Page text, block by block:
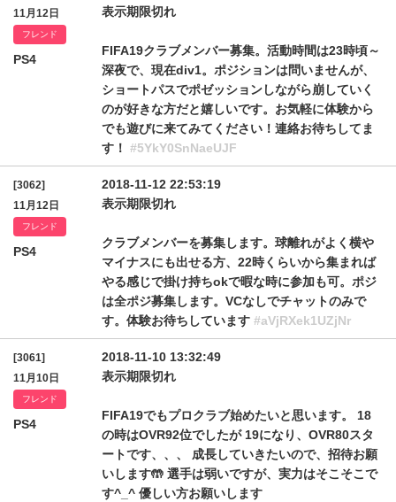
11月12日
フレンド
PS4
表示期限切れ
FIFA19クラブメンバー募集。活動時間は23時頃～
深夜で、現在div1。ポジションは問いませんが、
ショートパスでポゼッションしながら崩していく
のが好きな方だと嬉しいです。お気軽に体験から
でも遊びに来てみてください！連絡お待ちしてま
す！ #5YkY0SnNaeUJF
[3062]
11月12日
フレンド
PS4
2018-11-12 22:53:19
表示期限切れ
クラブメンバーを募集します。球離れがよく横や
マイナスにも出せる方、22時くらいから集まれば
やる感じで掛け持ちokで暇な時に参加も可。ポジ
は全ポジ募集します。VCなしでチャットのみで
す。体験お待ちしています #aVjRXek1UZjNr
[3061]
11月10日
フレンド
PS4
2018-11-10 13:32:49
表示期限切れ
FIFA19でもプロクラブ始めたいと思います。 18
の時はOVR92位でしたが 19になり、OVR80スタ
ートです、、、 成長していきたいので、招待お願
いします🤲 選手は弱いですが、実力はそこそこで
す^_^ 優しい方お願いします